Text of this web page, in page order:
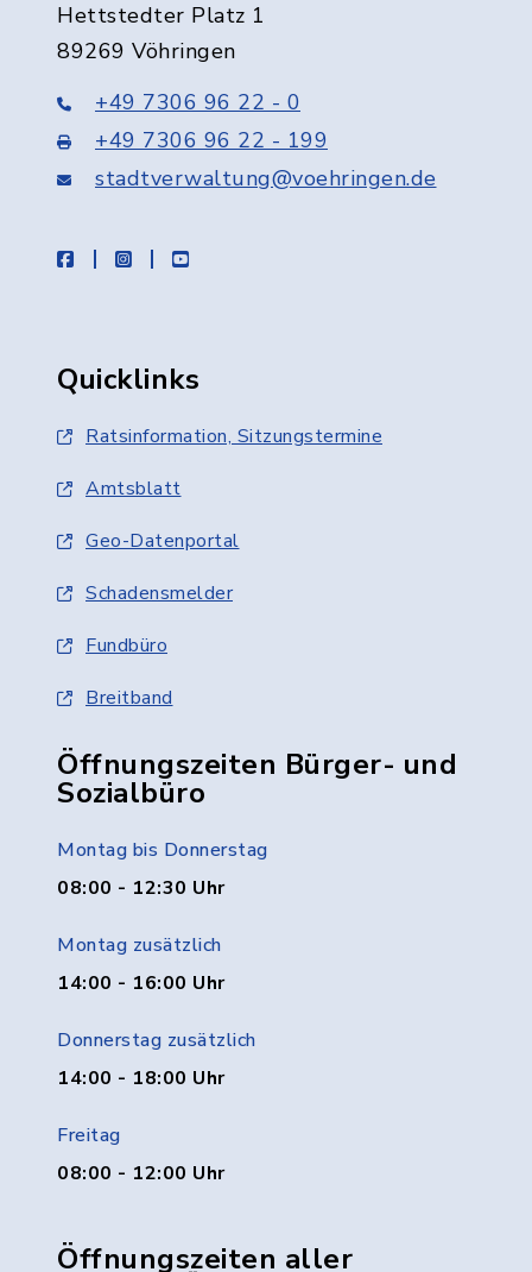
Hettstedter Platz 1
89269 Vöhringen
+49 7306 96 22 - 0
+49 7306 96 22 - 199
stadtverwaltung@voehringen.de
facebookinstagramyoutube
Quicklinks
Ratsinformation, Sitzungstermine
Amtsblatt
Geo-Datenportal
Schadensmelder
Fundbüro
Breitband
Öffnungszeiten Bürger- und
Sozialbüro
Montag bis Donnerstag
08:00 - 12:30 Uhr
Montag zusätzlich
14:00 - 16:00 Uhr
Donnerstag zusätzlich
14:00 - 18:00 Uhr
Freitag
08:00 - 12:00 Uhr
Öffnungszeiten aller